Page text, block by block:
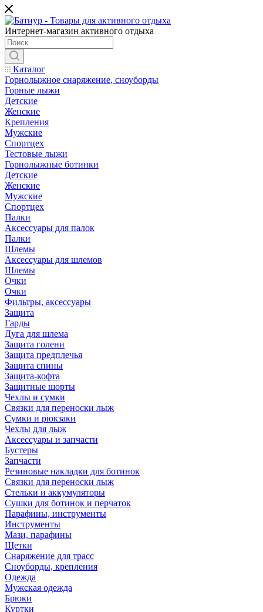
Интернет-магазин активного отдыха
Каталог
Горнолыжное снаряжение, сноуборды
Горные лыжи
Детские
Женские
Крепления
Мужские
Спортцех
Тестовые лыжи
Горнолыжные ботинки
Детские
Женские
Мужские
Спортцех
Палки
Аксессуары для палок
Палки
Шлемы
Аксессуары для шлемов
Шлемы
Очки
Очки
Фильтры, аксессуары
Защита
Гарды
Дуга для шлема
Защита голени
Защита предплечья
Защита спины
Защита-кофта
Защитные шорты
Чехлы и сумки
Связки для переноски лыж
Сумки и рюкзаки
Чехлы для лыж
Аксессуары и запчасти
Бустеры
Запчасти
Резиновые накладки для ботинок
Связки для переноски лыж
Стельки и аккумуляторы
Сушки для ботинок и перчаток
Парафины, инструменты
Инструменты
Мази, парафины
Щетки
Снаряжение для трасс
Сноуборды, крепления
Одежда
Мужская одежда
Брюки
Куртки